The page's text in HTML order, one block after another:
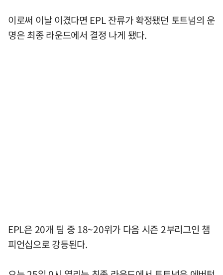
이로써 이날 이겼다면 EPL 잔류가 확정됐던 토트넘의 운
명은 최종 라운드에서 결정 나게 됐다.
EPL은 20개 팀 중 18~20위가 다음 시즌 2부리그인 챔
피언십으로 강등된다.